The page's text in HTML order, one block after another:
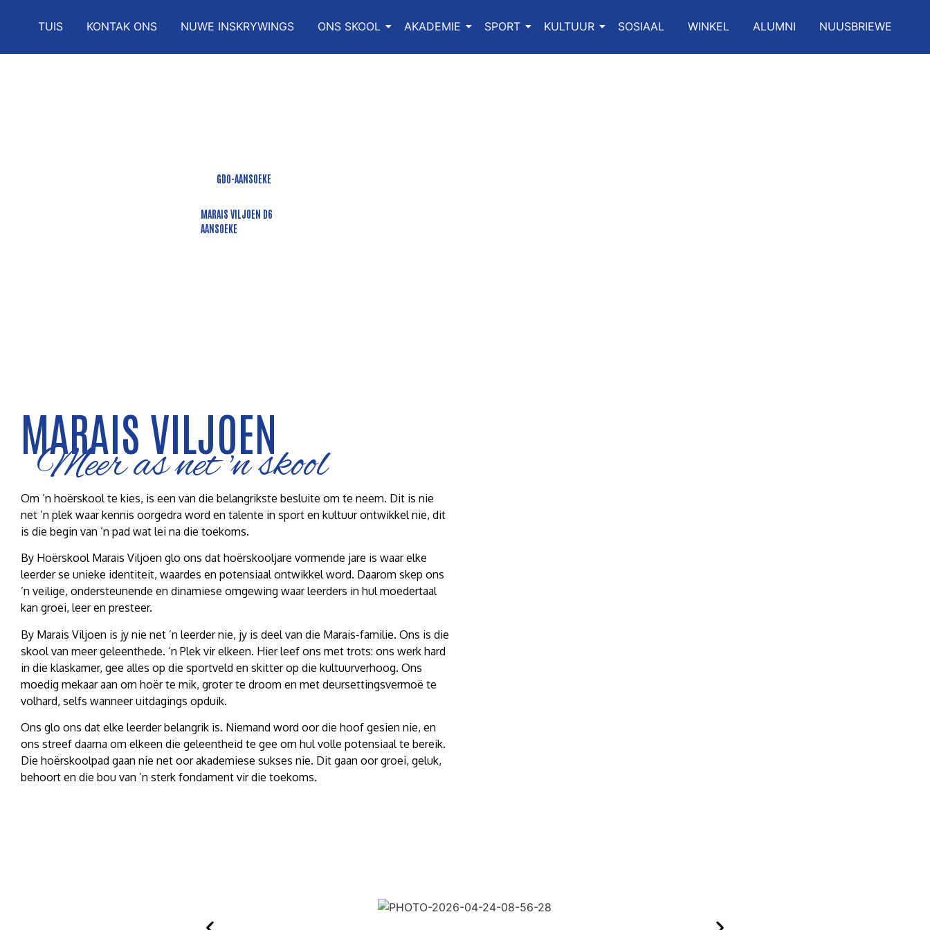
TUIS KONTAK ONS NUWE INSKRYWINGS ONS SKOOL AKADEMIE SPORT KULTUUR SOSIAAL WINKEL ALUMNI NUUSBRIEWE
GDO-AANSOEKE
MARAIS VILJOEN D6
AANSOEKE
MARAIS VILJOEN
Meer as net 'n skool
Om ’n hoërskool te kies, is een van die belangrikste besluite om te neem. Dit is nie
net ’n plek waar kennis oorgedra word en talente in sport en kultuur ontwikkel nie, dit
is die begin van ’n pad wat lei na die toekoms.
By Hoërskool Marais Viljoen glo ons dat hoërskooljare vormende jare is waar elke
leerder se unieke identiteit, waardes en potensiaal ontwikkel word. Daarom skep ons
’n veilige, ondersteunende en dinamiese omgewing waar leerders in hul moedertaal
kan groei, leer en presteer.
By Marais Viljoen is jy nie net ’n leerder nie, jy is deel van die Marais-familie. Ons is die
skool van meer geleenthede. ‘n Plek vir elkeen. Hier leef ons met trots: ons werk hard
in die klaskamer, gee alles op die sportveld en skitter op die kultuurverhoog. Ons
moedig mekaar aan om hoër te mik, groter te droom en met deursettingsvermoë te
volhard, selfs wanneer uitdagings opduik.
Ons glo ons dat elke leerder belangrik is. Niemand word oor die hoof gesien nie, en
ons streef daarna om elkeen die geleentheid te gee om hul volle potensiaal te bereik.
Die hoërskoolpad gaan nie net oor akademiese sukses nie. Dit gaan oor groei, geluk,
behoort en die bou van ’n sterk fondament vir die toekoms.